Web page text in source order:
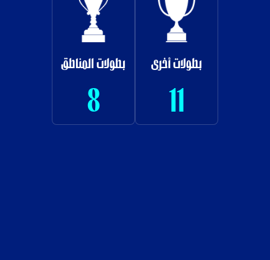
بطولات أخرى
11
بطولات المناطق
8